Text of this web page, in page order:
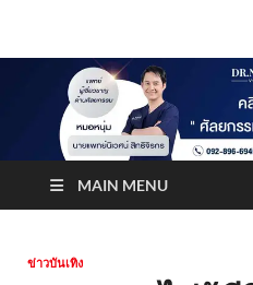
MAIN MENU
ข่าวบันเทิง